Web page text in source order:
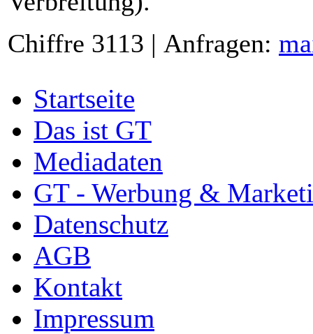
Chiffre 3113 | Anfragen:
Startseite
Das ist GT
Mediadaten
GT - Werbung &
Datenschutz
AGB
Kontakt
Impressum